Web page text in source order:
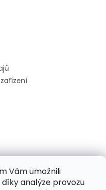
Vám umožnili
analýze provozu